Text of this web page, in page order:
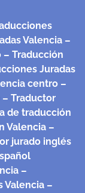
Valencia –
– Traducción
Juradas
centro –
– Traductor
de traducción
Valencia –
jurado inglés
–
Valencia –